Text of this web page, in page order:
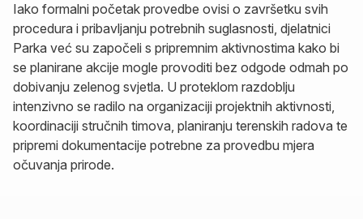
Iako formalni početak provedbe ovisi o završetku svih
procedura i pribavljanju potrebnih suglasnosti, djelatnici
Parka već su započeli s pripremnim aktivnostima kako bi
se planirane akcije mogle provoditi bez odgode odmah po
dobivanju zelenog svjetla. U proteklom razdoblju
intenzivno se radilo na organizaciji projektnih aktivnosti,
koordinaciji stručnih timova, planiranju terenskih radova te
pripremi dokumentacije potrebne za provedbu mjera
očuvanja prirode.